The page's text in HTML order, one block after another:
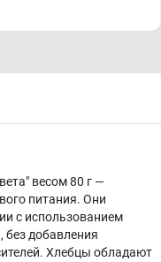
весом 80 г —
питания. Они
с использованием
без добавления
Хлебцы обладают